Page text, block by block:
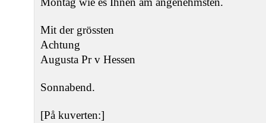
Mit der grössten
Achtung
Augusta Pr v Hessen
Sonnabend.
[På kuverten:]